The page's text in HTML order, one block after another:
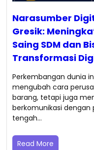
Narasumber
Gresik:
Saing SDM dan
Transformasi
Perkembangan dunia
mengubah cara
barang, tetapi juga
berkomunikasi dengan
tengah…
Read More